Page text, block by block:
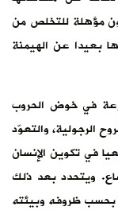
مؤهلة للتخلص من
بعيدا عن الهيمنة
في خوض الحروب
الرجولية، والتعوّد
في تكوين الإنسان
ويتحدد بعد ذلك
بحسب ظروفه وبيئته